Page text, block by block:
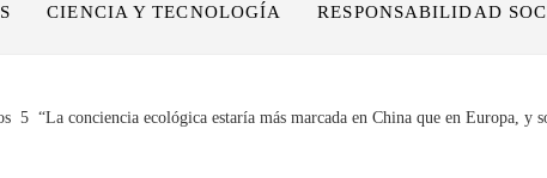
CIENCIA Y TECNOLOGÍA RESPONSABILIDAD
“La conciencia ecológica estaría más marcada en China que en Europa, y